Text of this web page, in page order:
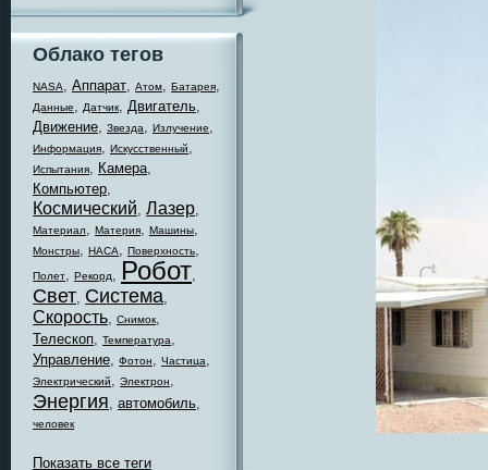
Облако тегов
NASA, Аппарат, Атом, Батарея,
Данные, Датчик, Двигатель,
Движение, Звезда, Излучение,
Информация, Искусственный,
Испытания, Камера,
Компьютер,
Космический, Лазер,
Материал, Материя, Машины,
Монстры, НАСА, Поверхность,
Полет, Рекорд, Робот,
Свет, Система,
Скорость, Снимок,
Телескоп, Температура,
Управление, Фотон, Частица,
Электрический, Электрон,
Энергия, автомобиль,
человек
Показать все теги